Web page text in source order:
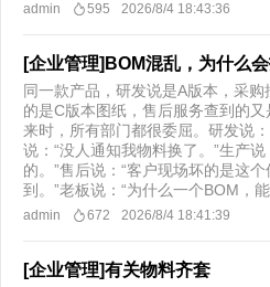
admin 595 2026/8/4 18:43:36
[企业管理]BOM混乱，为什么
同一款产品，研发说是A版本，采
的是C版本图纸，售后服务查到的
来时，所有部门都很委屈。研发说
说：“没人通知我物料换了。”生产
的。”售后说：“客户现场坏的是这
到。”老板说：“为什么一个BOM，能
admin 672 2026/8/4 18:41:39
[企业管理]有关物料齐套